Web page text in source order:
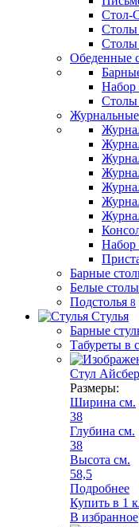
Стол-
Столы
Столы
Обеденные
Набор
Столы
Набор
Барные
Белые
Подстолья 8
Стулья
Барные
Табуреты в
Стул
Размеры:
Ширина см.
38
Глубина см.
38
Высота см.
58,5
Подробнее
Купить в 1
В избранное